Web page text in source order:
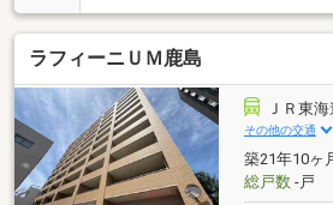
パンのバルコニーです。リビン
温水式床暖房が設置されていま
ィスポーザー、食器洗い乾燥機
を採用。洗面化粧台は収納付き
すいボウル一体型カウンター
１８の大きさです。浴室換気乾
（サーモバスS）を採用。ペッ
育細則よる制限有）所在階数表
簿上３１階です。
ラフィーニＵＭ鹿島
ＪＲ東
その他の交通
築21年10ヶ
総戸数-戸